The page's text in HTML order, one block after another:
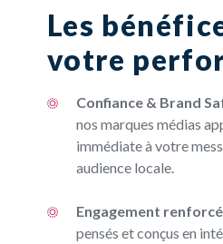
Les
votre
Confiance & Brand
nos marques médias
immédiate à votre
audience locale.
Engagement
pensés et conçus en